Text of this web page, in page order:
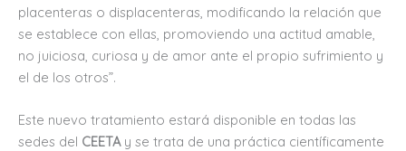
placenteras o displacenteras, modificando la relación que
se establece con ellas, promoviendo una actitud amable,
no juiciosa, curiosa y de amor ante el propio sufrimiento y
el de los otros”.
Este nuevo tratamiento estará disponible en todas las
sedes del CEETAy se trata de una práctica científicamente